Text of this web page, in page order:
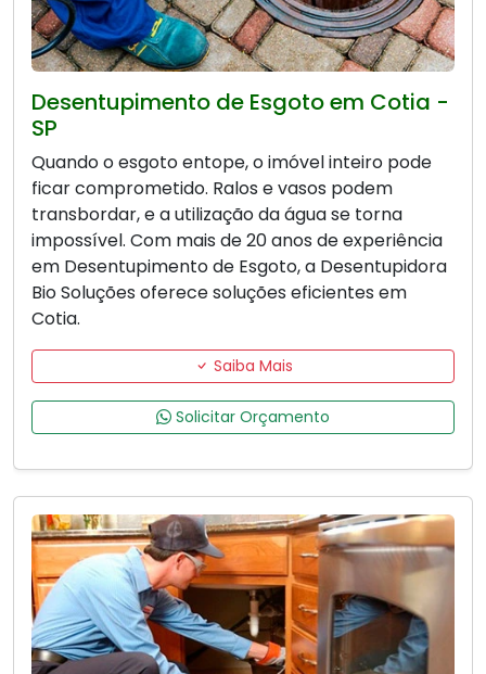
Desentupimento de Esgoto em Cotia -
SP
Quando o esgoto entope, o imóvel inteiro pode
ficar comprometido. Ralos e vasos podem
transbordar, e a utilização da água se torna
impossível. Com mais de 20 anos de experiência
em Desentupimento de Esgoto, a Desentupidora
Bio Soluções oferece soluções eficientes em
Cotia.
Saiba Mais
Solicitar Orçamento